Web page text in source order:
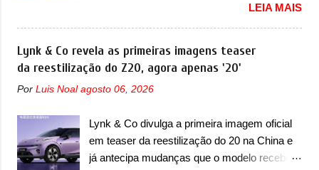
chegada do motor T200, que estreou nos
irmãos Pulse e Fastback. "A Fiat Strada é
mais do que uma picape, é uma verdadeira
revolução no mercado automotivo. Há alguns
anos era improvável pensar que uma picape
que só a Strada fez. Mais do que isso: ela é a
prova viva que time que está ganhando se
mexe sim. Ao longo da sua história, ela...
ao começar pelo Chevrolet Corsa, o mais
destacado deles no ranking que perdurou no
nosso mercado até início de 2012 e com
certeza foi um grandioso lançamento da
Chevrolet que assustou a concorrência.
Nesse ano também era lançada a nova
anos ganhava uma nova geração feita do
zero, apelidada de "Bolinha" por suas formas
arredondadas. Além do Gol, outro
LEIA MAIS
Lynk & Co revela as primeiras imagens teaser
da reestilização do Z20, agora apenas '20'
Por Luis Noal agosto 06, 2026
Lynk & Co divulga a primeira imagem oficial
em teaser da reestilização do 20 na China e
já antecipa mudanças que o modelo receberá